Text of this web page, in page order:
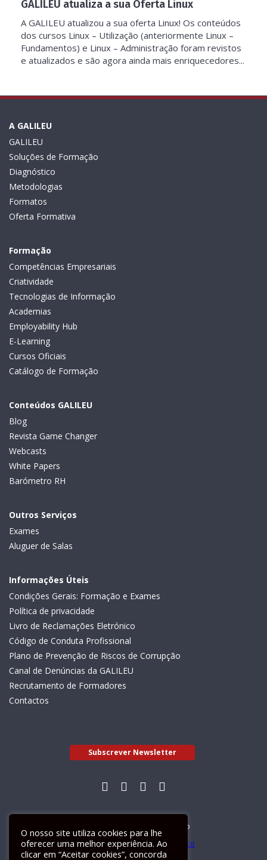
GALILEU atualiza a sua Oferta Linux
A GALILEU atualizou a sua oferta Linux! Os conteúdos
dos cursos Linux – Utilização (anteriormente Linux –
Fundamentos) e Linux – Administração foram revistos
e atualizados e são agora ainda mais enriquecedores...
A GALILEU
GALILEU
Soluções de Formação
Diagnóstico
Metodologias
Formatos
Oferta Formativa
Formação
Competências Empresariais
Criatividade
Tecnologias de Informação
Academias
Employability Hub
E-Learning
Cursos Oficiais
Catálogo de Formação
Conteúdos GALILEU
Blog
Revista Game Changer
Webcasts
White Papers
Barómetro RH
Outros Serviços
Exames
Aluguer de Salas
Informações Úteis
Condições Gerais: Formação e Exames
Política de privacidade
Livro de Reclamações Eletrónico
Código de Conduta Profissional
Plano de Prevenção de Riscos de Corrupção
Canal de Denúncias da GALILEU
Recrutamento de Formadores
Contactos
Subscrever Newsletter
Livro de Reclamações Electrónico
O nosso site utiliza cookies para lhe
oferecer uma melhor experiência. Ao
clicar em “Aceitar cookies”, concorda